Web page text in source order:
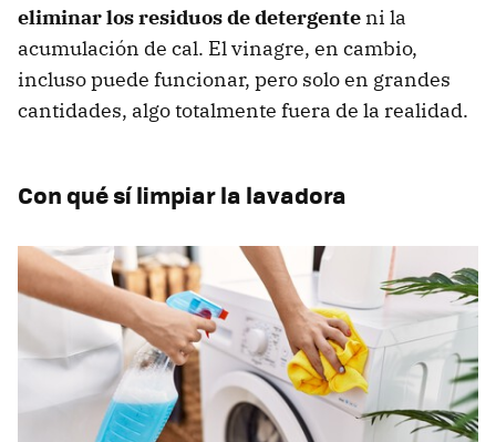
eliminar los residuos de detergente ni la
acumulación de cal. El vinagre, en cambio,
incluso puede funcionar, pero solo en grandes
cantidades, algo totalmente fuera de la realidad.
Con qué sí limpiar la lavadora